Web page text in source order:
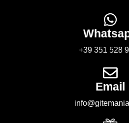
+39 351 528
Email